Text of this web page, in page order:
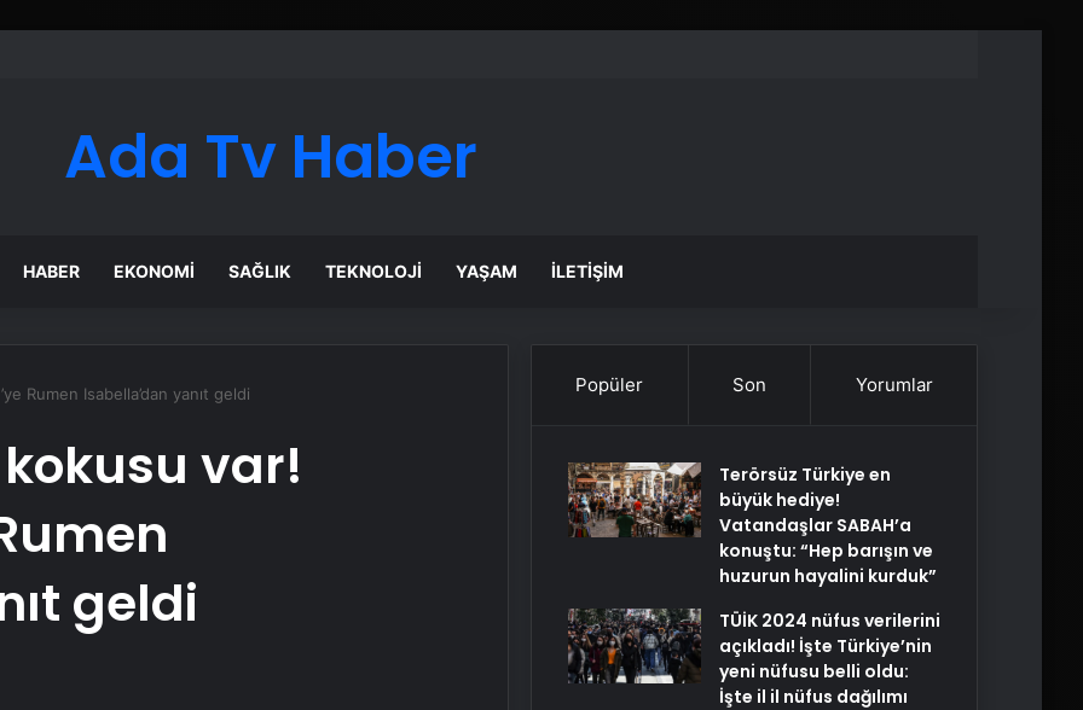
Ada Tv Haber
HABER EKONOMI SAĞLIK TEKNOLOJI YAŞAM İLETIŞIM
Rumen Isabella’dan yanıt geldi
var!
geldi
Popüler Son Yorumlar
Terörsüz Türkiye en
büyük hediye!
Vatandaşlar SABAH’a
konuştu: “Hep barışın ve
huzurun hayalini kurduk”
TÜİK 2024 nüfus verilerini
açıkladı! İşte Türkiye’nin
yeni nüfusu belli oldu:
İşte il il nüfus dağılımı